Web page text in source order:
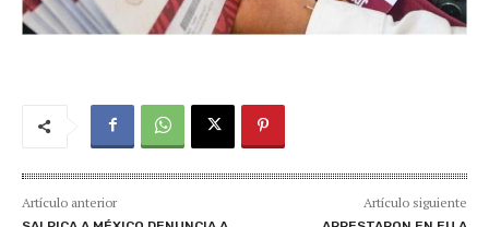
Artículo anterior Artículo siguiente